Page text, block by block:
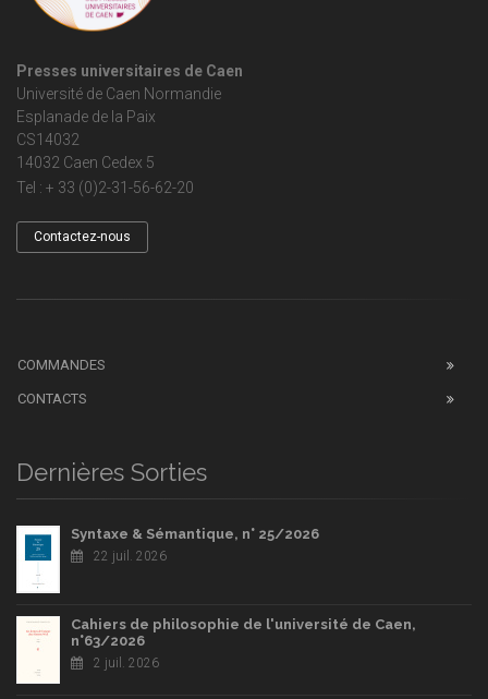
Presses universitaires de Caen
Université de Caen Normandie
Esplanade de la Paix
CS14032
14032 Caen Cedex 5
Tel : + 33 (0)2-31-56-62-20
Contactez-nous
COMMANDES
CONTACTS
Dernières Sorties
Syntaxe & Sémantique, n° 25/2026
22 juil. 2026
Cahiers de philosophie de l'université de Caen,
n°63/2026
2 juil. 2026